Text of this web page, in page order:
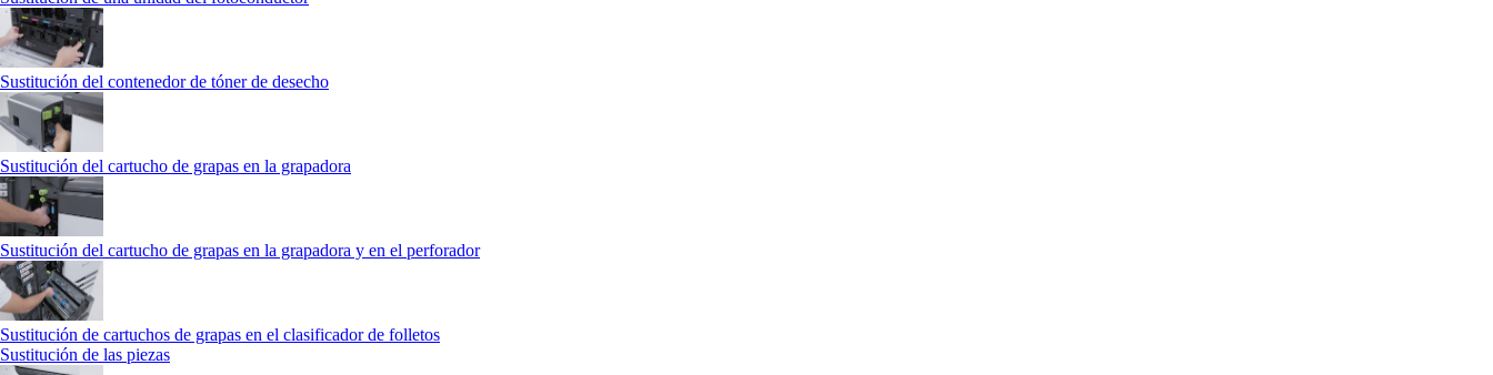
Sustitución del contenedor de tóner de desecho
Sustitución del cartucho de grapas en la grapadora
Sustitución del cartucho de grapas en la grapadora y en el perforador
Sustitución de cartuchos de grapas en el clasificador de folletos
Sustitución de las piezas